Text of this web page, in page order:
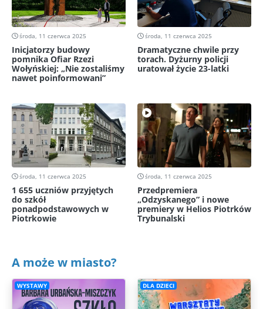
środa, 11 czerwca 2025
Inicjatorzy budowy
pomnika Ofiar Rzezi
Wołyńskiej: „Nie zostaliśmy
nawet poinformowani”
środa, 11 czerwca 2025
Dramatyczne chwile przy
torach. Dyżurny policji
uratował życie 23-latki
środa, 11 czerwca 2025
1 655 uczniów przyjętych
do szkół
ponadpodstawowych w
Piotrkowie
środa, 11 czerwca 2025
Przedpremiera
„Odzyskanego” i nowe
premiery w Helios Piotrków
Trybunalski
A może w miasto?
WYSTAWY DLA DZIECI